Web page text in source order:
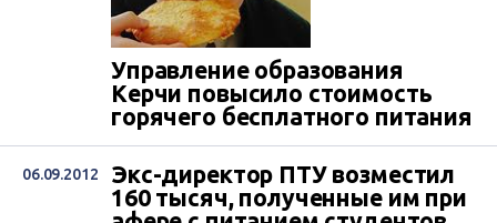
Управление образования
Керчи повысило стоимость
горячего бесплатного питания
06.09.2012
Экс-директор ПТУ возместил
160 тысяч, полученные им при